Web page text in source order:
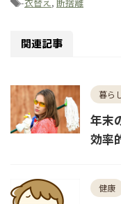
関連記事
暮ら
年末
効率
健康